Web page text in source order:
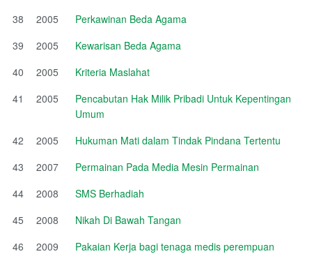
38
2005
Perkawinan Beda Agama
39
2005
Kewarisan Beda Agama
40
2005
Kriteria Maslahat
41
2005
Pencabutan Hak Milik Pribadi Untuk Kepentingan
Umum
42
2005
Hukuman Mati dalam Tindak Pindana Tertentu
43
2007
Permainan Pada Media Mesin Permainan
44
2008
SMS Berhadiah
45
2008
Nikah Di Bawah Tangan
46
2009
Pakaian Kerja bagi tenaga medis perempuan